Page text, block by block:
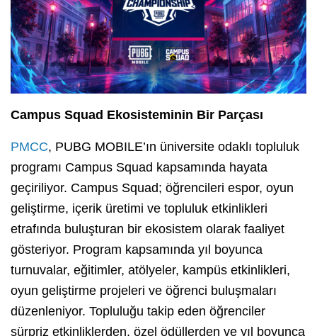
Campus Squad Ekosisteminin Bir Parçası
PMCC, PUBG MOBILE’ın üniversite odaklı topluluk
programı Campus Squad kapsamında hayata
geçiriliyor. Campus Squad; öğrencileri espor, oyun
geliştirme, içerik üretimi ve topluluk etkinlikleri
etrafında buluşturan bir ekosistem olarak faaliyet
gösteriyor. Program kapsamında yıl boyunca
turnuvalar, eğitimler, atölyeler, kampüs etkinlikleri,
oyun geliştirme projeleri ve öğrenci buluşmaları
düzenleniyor. Topluluğu takip eden öğrenciler
sürpriz etkinliklerden, özel ödüllerden ve yıl boyunca